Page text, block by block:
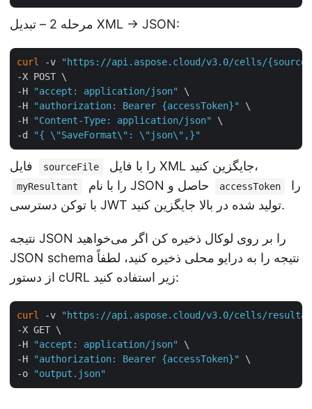
مرحله 2 – تبدیل XML → JSON:
curl -v
"https://api.aspose.cloud/v3.0/cells/
-X POST \
-H
"accept: application/json"
\
-H
"authorization: Bearer {accessToken}"
\
-H
"Content-Type: application/json"
\
-d
"{ \"SaveFormat\": \"json\",}"
sourceFile را با فایل XML جایگزین کنید،
myResultant accessToken
با توکن دسترسی JWT تولید شده در بالا جایگزین کنید.
نتیجه JSON را بر روی لوکال ذخیره کن اگر می‌خواهید
JSON schema نتیجه را به درایو محلی ذخیره کنید، لطفاً
از دستور cURL زیر استفاده کنید:
curl -v
"https://api.aspose.cloud/v3.0/cells/
-X GET \
-H
"accept: application/json"
\
-H
"authorization: Bearer {accessToken}"
\
-o
"output.json"